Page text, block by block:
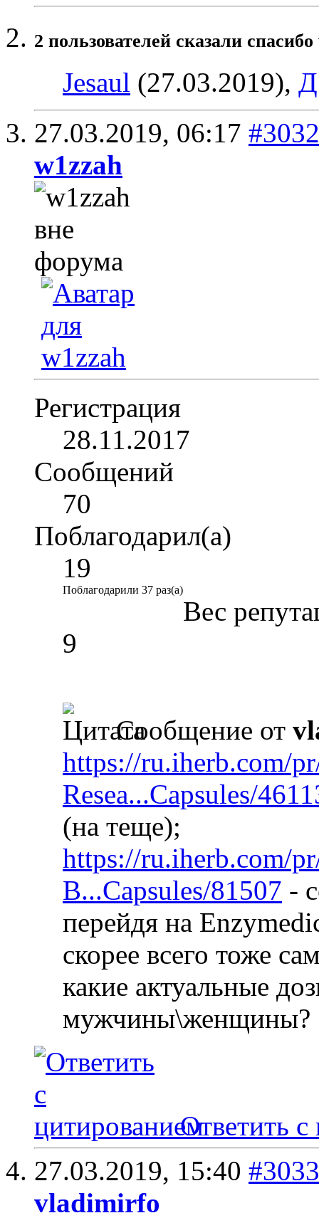
2 пользователей сказали
Jesaul (27.03.2019),
27.03.2019, 06:17 #3032
w1zzah
Регистрация
28.11.2017
Сообщений
70
Поблагодарил(а)
19
Поблагодарили 37 раз(а)
Вес
9
Сообщение от
https://ru.iherb.com/
Resea...Capsules/
(на теще);
https://ru.iherb.com/
B...Capsules/81507 -
перейдя на
скорее всего тоже
какие актуальные
мужчины\женщины?
Ответить с
27.03.2019, 15:40 #3033
vladimirfo